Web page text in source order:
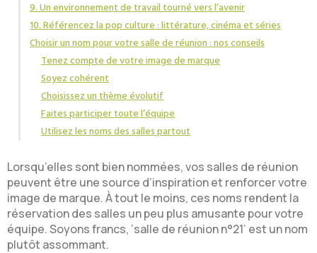
9. Un environnement de travail tourné vers l’avenir
10. Référencez la pop culture : littérature, cinéma et séries
Choisir un nom pour votre salle de réunion : nos conseils
Tenez compte de votre image de marque
Soyez cohérent
Choisissez un thème évolutif
Faites participer toute l’équipe
Utilisez les noms des salles partout
Lorsqu’elles sont bien nommées, vos salles de réunion
peuvent être une source d’inspiration et renforcer votre
image de marque. À tout le moins, ces noms rendent la
réservation des salles un peu plus amusante pour votre
équipe. Soyons francs, ‘salle de réunion n°21’ est un nom
plutôt assommant.